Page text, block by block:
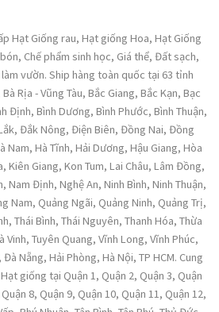
Hạt Giống rau, Hạt giống Hoa, Hạt Giống
Chế phẩm sinh học, Giá thể, Đất sạch,
vườn. Ship hàng toàn quốc tại 63 tỉnh
Rịa - Vũng Tàu, Bắc Giang, Bắc Kạn, Bạc
Định, Bình Dương, Bình Phước, Bình Thuận,
Đắk Nông, Điện Biên, Đồng Nai, Đồng
Nam, Hà Tĩnh, Hải Dương, Hậu Giang, Hòa
Kiên Giang, Kon Tum, Lai Châu, Lâm Đồng,
Nam Định, Nghệ An, Ninh Bình, Ninh Thuận,
Nam, Quảng Ngãi, Quảng Ninh, Quảng Trị,
Thái Bình, Thái Nguyên, Thanh Hóa, Thừa
Vinh, Tuyên Quang, Vĩnh Long, Vĩnh Phúc,
Đà Nẵng, Hải Phòng, Hà Nội, TP HCM. Cung
giống tại Quận 1, Quận 2, Quận 3, Quận
8, Quận 9, Quận 10, Quận 11, Quận 12,